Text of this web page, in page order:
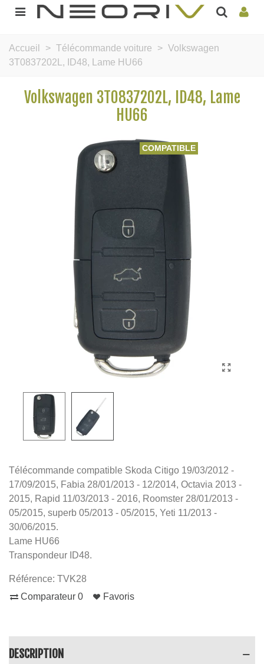
Accueil > Télécommande voiture > Volkswagen
3T0837202L, ID48, Lame HU66
Volkswagen 3T0837202L, ID48, Lame
HU66
COMPATIBLE
Télécommande compatible Skoda Citigo 19/03/2012 -
17/09/2015, Fabia 28/01/2013 - 12/2014, Octavia 2013 -
2015, Rapid 11/03/2013 - 2016, Roomster 28/01/2013 -
05/2015, superb 05/2013 - 05/2015, Yeti 11/2013 -
30/06/2015.
Lame HU66
Transpondeur ID48.
Référence: TVK28
Comparateur 0 Favoris
DESCRIPTION